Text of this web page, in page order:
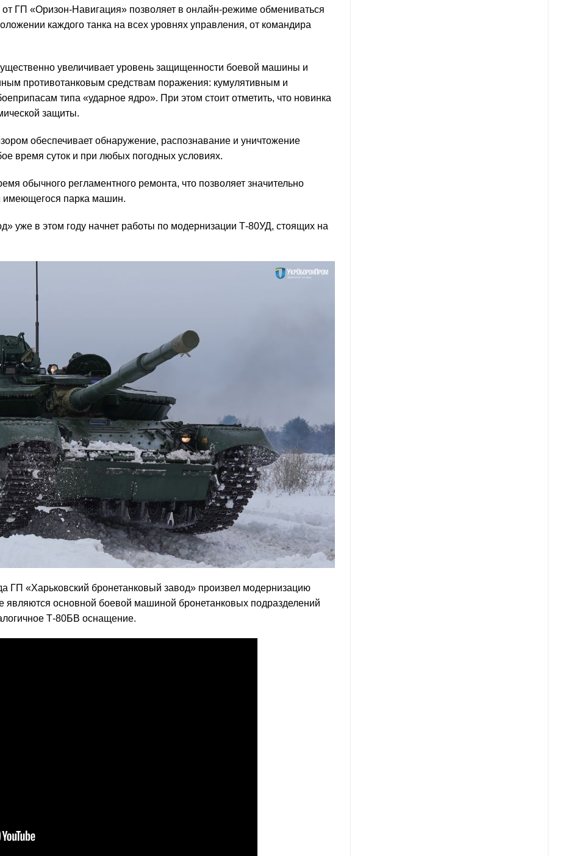
ГП «Оризон-Навигация» позволяет в онлайн-режиме обмениваться
каждого танка на всех уровнях управления, от командира
увеличивает уровень защищенности боевой машины и
противотанковым средствам поражения: кумулятивным и
типа «ударное ядро». При этом стоит отметить, что новинка
защиты.
обеспечивает обнаружение, распознавание и уничтожение
время суток и при любых погодных условиях.
обычного регламентного ремонта, что позволяет значительно
имеющегося парка машин.
уже в этом году начнет работы по модернизации Т-80УД, стоящих на
ГП «Харьковский бронетанковый завод» произвел модернизацию
являются основной боевой машиной бронетанковых подразделений
Т-80БВ оснащение.